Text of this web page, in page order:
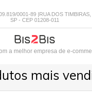
0001-89 |RUA DOS
SP - CEP 01208-011
a melhor empresa de e-
mais